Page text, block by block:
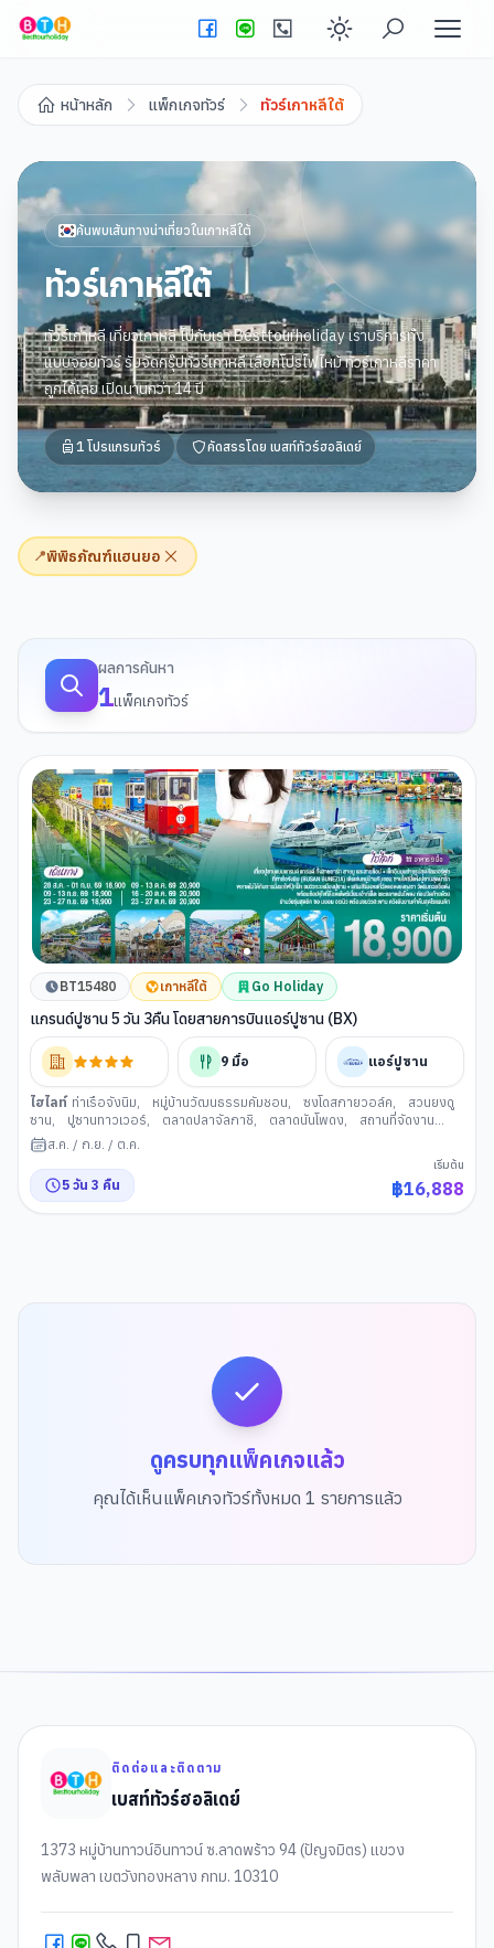
Enable dark
หน้าหลัก แพ็กเกจทัวร์ ทัวร์เกาหลีใต้
ค้นพบเส้นทางน่าเที่ยวในเกาหลีใต้
ทัวร์เกาหลีใต้
ทัวร์เกาหลี เที่ยวเกาหลี ไปกับเรา Besttourholiday เราบริการทั้ง
แบบจอยทัวร์ รับจัดกรุ๊ปทัวร์เกาหลี เลือกโปรไฟไหม้ ทัวร์เกาหลีราคา
ถูกได้เลย เปิดนานกว่า 14 ปี
1 โปรแกรมทัวร์ คัดสรรโดย เบสท์ทัวร์ฮอลิเดย์
📍พิพิธภัณฑ์แฮนยอ
ผลการค้นหา
1แพ็คเกจทัวร์
BT15480 เกาหลีใต้ Go Holiday
แกรนด์ปูซาน 5 วัน 3คืน โดยสายการบินแอร์ปูซาน (BX)
9 มื้อ แอร์ปูซาน
ไฮไลท์ ท่าเรือจังนิม, หมู่บ้านวัฒนธรรมคัมชอน, ซงโดสกายวอล์ค,
สวนยงดู
ซาน, ปูซานทาวเวอร์, ตลาดปลาจัลกาชิ, ตลาดนันโพดง,
สถานที่จัดงาน
เทศกาลภาพยนตร์นานาชาติเมืองปู ซาน BIFF Square
แฮดอง ยงกุงซา
สะพานกวังอัน
ศูนย์สมุนไพรเกาหลี,
ช้อปปิ้งย่านแฮอีนแด
อุโมงค์ไวน์แห่ง
ส.ค. / ก.ย. / ต.ค.
5 วัน 3 คืน
เริ่มต้น
฿16,888
ดูครบทุกแพ็คเกจแล้ว
คุณได้เห็นแพ็คเกจทัวร์ทั้งหมด 1 รายการแล้ว
ติดต่อและติดตาม
เบสท์ทัวร์ฮอลิเดย์
1373 หมู่บ้านทาวน์อินทาวน์ ซ.ลาดพร้าว 94 (ปัญจมิตร) แขวง
พลับพลา เขตวังทองหลาง กทม. 10310